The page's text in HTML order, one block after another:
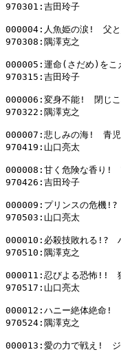
970301:吉田玲子
000004:人魚姫の涙!　父と
970308:隅澤克之
000005:運命(さだめ)をこ
970315:吉田玲子
000006:変身不能!　閉じこ
970322:隅澤克之
000007:悲しみの海!　青児
970419:山口亮太
000008:甘く危険な香り!　
970426:吉田玲子
000009:プリンスの危機!?
970503:山口亮太
000010:必殺技敗れる!?　
970510:隅澤克之
000011:忍びよる恐怖!!　
970517:山口亮太
000012:ハニー絶体絶命!　
970524:隅澤克之
000013:愛の力で戦え!　ジ